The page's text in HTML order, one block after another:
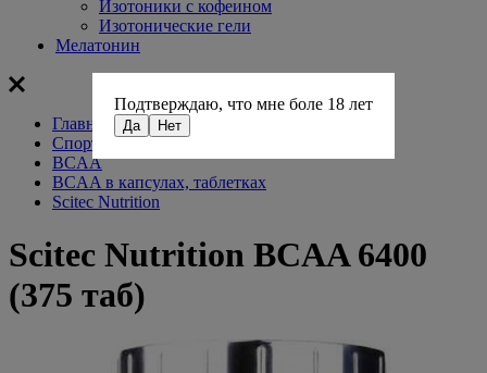
Изотоники с кофеином
Изотонические гели
Мелатонин
Главная
Спортивное питание
BCAA
BCAA в капсулах, таблетках
Scitec Nutrition
Scitec Nutrition BCAA 6400
(375 таб)
Подтверждаю, что мне боле 18 лет
Да Нет